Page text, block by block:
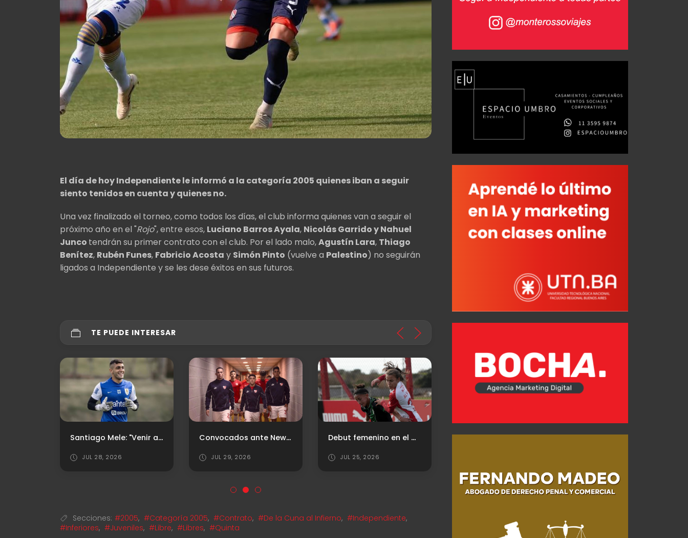
El día de hoy Independiente le informó a la categoría 2005 quienes iban a seguir
siento tenidos en cuenta y quienes no.
Una vez finalizado el torneo, como todos los días, el club informa quienes van a seguir el
próximo año en el "Rojo", entre esos, Luciano Barros Ayala, Nicolás Garrido y Nahuel
Junco tendrán su primer contrato con el club. Por el lado malo,Agustín Lara, Thiago
Benítez, Rubén Funes, Fabricio Acosta y Simón Pinto (vuelve a Palestino) no seguirán
ligados a Independiente y se les dese éxitos en sus futuros.
TE PUEDE INTERESAR
Santiago Mele: "Venir acá era mi deseo"
JUL 28, 2026
Convocados ante Newell’s
JUL 29, 2026
Debut femenino en el Clausura
JUL 25, 2026
Las convocadas para el debut en el Clausura
Secciones: #2005, #Categoría 2005, #Contrato, #De la Cuna al Infierno, #Independiente,
#Inferiores, #Juveniles, #Libre, #Libres, #Quinta